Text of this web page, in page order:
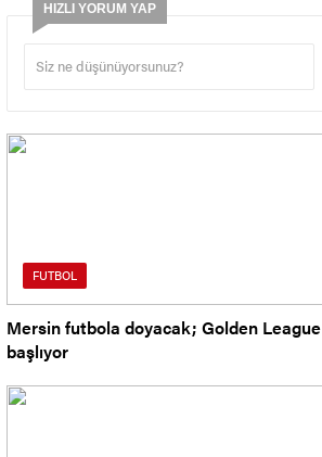
HIZLI YORUM YAP
FUTBOL
Mersin futbola doyacak; Golden League
başlıyor